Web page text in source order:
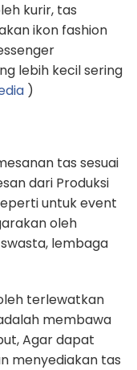
kurir, tas
ikon fashion
lebih kecil sering
)
tas sesuai
dari Produksi
untuk event
oleh
lembaga
terlewatkan
membawa
Agar dapat
menyediakan tas